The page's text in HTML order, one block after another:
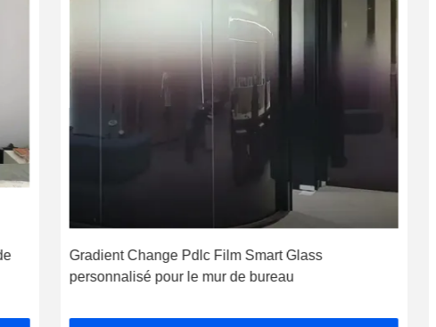
Gradient Change Pdlc Film Smart Glass
personnalisé pour le mur de bureau